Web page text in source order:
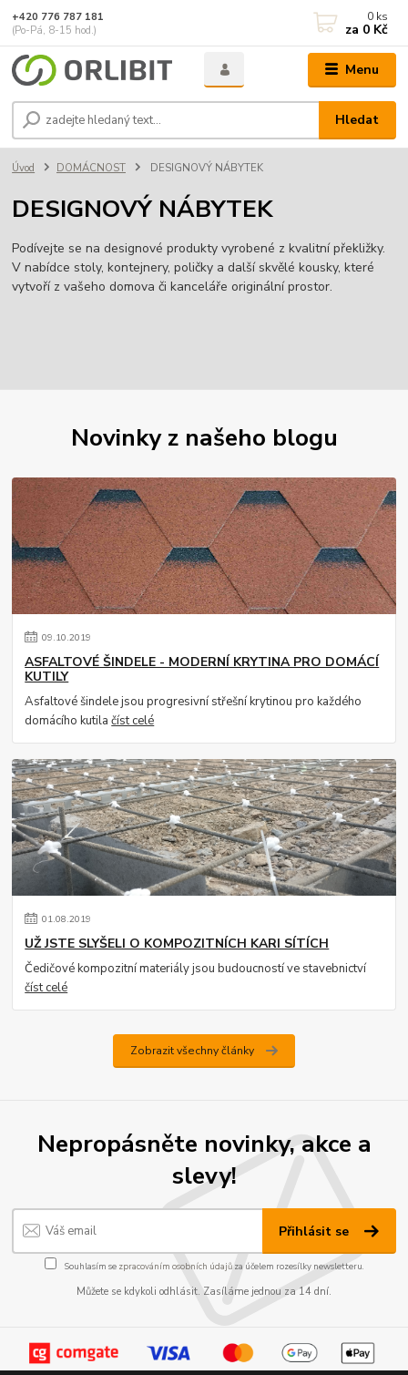
Menu
Hledat
+420 776 787 181
(Po-Pá, 8-15 hod.)
0 ks
za 0 Kč
Úvod DOMÁCNOST DESIGNOVÝ NÁBYTEK
DESIGNOVÝ NÁBYTEK
Podívejte se na designové produkty vyrobené z kvalitní překližky.
V nabídce stoly, kontejnery, poličky a další skvělé kousky, které
vytvoří z vašeho domova či kanceláře originální prostor.
Novinky z našeho blogu
09.10.2019
ASFALTOVÉ ŠINDELE - MODERNÍ KRYTINA PRO DOMÁCÍ
KUTILY
Asfaltové šindele jsou progresivní střešní krytinou pro každého
domácího kutilačíst celé
01.08.2019
UŽ JSTE SLYŠELI O KOMPOZITNÍCH KARI SÍTÍCH
Čedičové kompozitní materiály jsou budoucností ve stavebnictví
číst celé
Zobrazit všechny články
Nepropásněte novinky, akce a
slevy!
Přihlásit se
Souhlasím se zpracováním osobních údajůza účelem rozesílky newsletteru.
Můžete se kdykoli odhlásit. Zasíláme jednou za 14 dní.